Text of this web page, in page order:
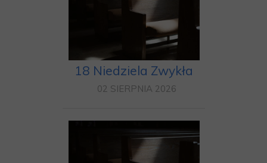
18 Niedziela Zwykła
02 SIERPNIA 2026